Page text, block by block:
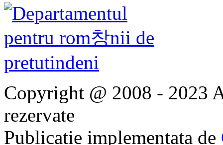
Copyright @ 2008 - 2023
rezervate
Publicatie implementata de